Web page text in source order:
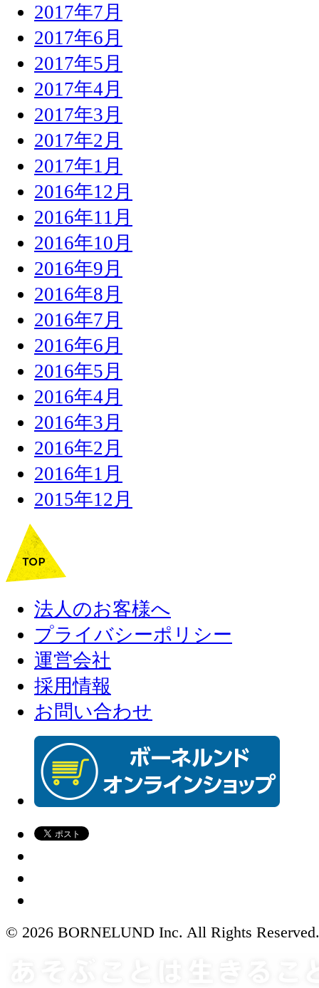
2017年7月
2017年6月
2017年5月
2017年4月
2017年3月
2017年2月
2017年1月
2016年12月
2016年11月
2016年10月
2016年9月
2016年8月
2016年7月
2016年6月
2016年5月
2016年4月
2016年3月
2016年2月
2016年1月
2015年12月
法人のお客様へ
プライバシーポリシー
運営会社
採用情報
お問い合わせ
© 2026 BORNELUND Inc. All Rights Reserved.